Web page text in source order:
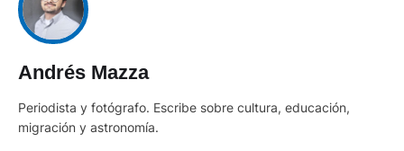
Andrés Mazza
Periodista y fotógrafo. Escribe sobre cultura, educación,
migración y astronomía.